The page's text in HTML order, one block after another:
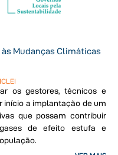
Mudanças Climáticas
os gestores, técnicos e
início a implantação de um
que possam contribuir
de efeito estufa e